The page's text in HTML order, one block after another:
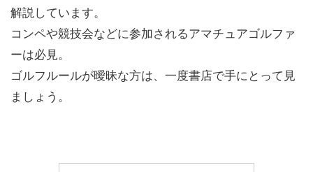
解説しています。
コンペや競技会などに参加されるアマチュアゴルファ
ーは必見。
ゴルフルールが曖昧な方は、一度書店で手にとって見
ましょう。